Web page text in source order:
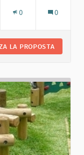
0 0
LA PROPOSTA